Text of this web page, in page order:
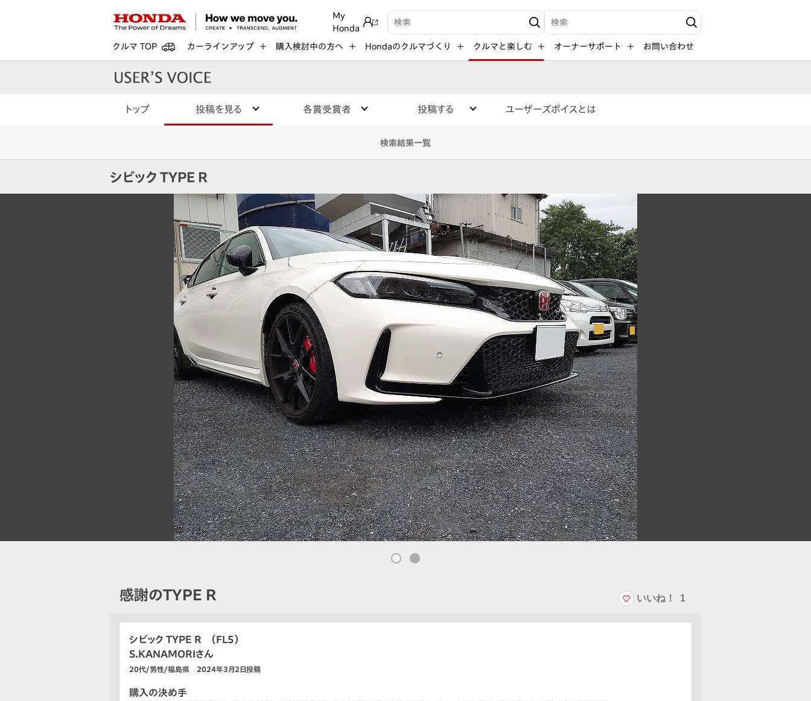
My
Honda
検索キーワード入力 検索キーワード入力
クルマ TOP カーラインアップ 購入検討中の方へ Hondaのクルマづくり クルマと楽しむ オーナーサポート お問い合わせ
トップ 投稿を見る 各賞受賞者 投稿する ユーザーズボイスとは
検索結果一覧
シビック TYPE R
感謝のTYPE R いいね！ 1
シビック TYPE R （FL5）
S.KANAMORIさん
20代/男性/福島県 2024年3月2日投稿
購入の決め手